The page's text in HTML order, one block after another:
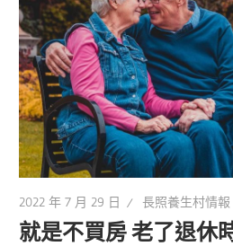
2022 年 7 月 29 日 長照養生村情報
就是不買房 老了退休